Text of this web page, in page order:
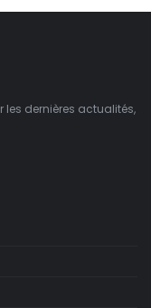
dernières actualités,